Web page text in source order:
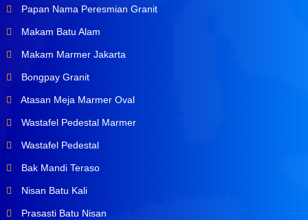
Papan Nama Peresmian Granit
Makam Batu Alam
Makam Marmer Jakarta
Bongpay Granit
Atasan Meja Marmer Oval
Wastafel Pedestal Marmer
Wastafel Pedestal
Bak Mandi Teraso
Nisan Batu Kali
Prasasti Batu Nisan